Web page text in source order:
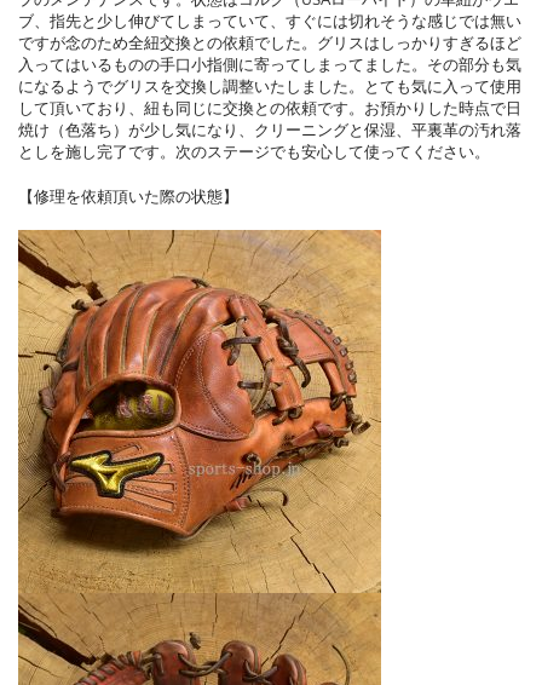
ブ、指先と少し伸びてしまっていて、すぐには切れそうな感じでは無い
ですが念のため全紐交換との依頼でした。グリスはしっかりすぎるほど
入ってはいるものの手口小指側に寄ってしまってました。その部分も気
になるようでグリスを交換し調整いたしました。とても気に入って使用
して頂いており、紐も同じに交換との依頼です。お預かりした時点で日
焼け（色落ち）が少し気になり、クリーニングと保湿、平裏革の汚れ落
としを施し完了です。次のステージでも安心して使ってください。
【修理を依頼頂いた際の状態】